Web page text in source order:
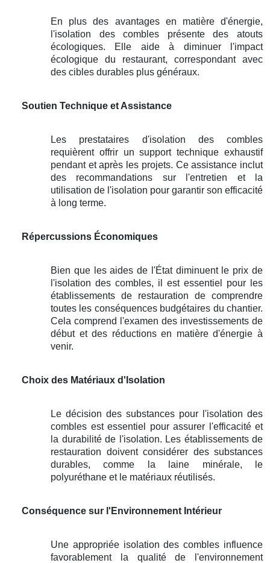
En plus des avantages en matière d'énergie,
l'isolation des combles présente des atouts
écologiques. Elle aide à diminuer l'impact
écologique du restaurant, correspondant avec
des cibles durables plus généraux.
Soutien Technique et Assistance
Les prestataires d'isolation des combles
requièrent offrir un support technique exhaustif
pendant et après les projets. Ce assistance inclut
des recommandations sur l'entretien et la
utilisation de l'isolation pour garantir son efficacité
à long terme.
Répercussions Économiques
Bien que les aides de l'État diminuent le prix de
l'isolation des combles, il est essentiel pour les
établissements de restauration de comprendre
toutes les conséquences budgétaires du chantier.
Cela comprend l'examen des investissements de
début et des réductions en matière d'énergie à
venir.
Choix des Matériaux d'Isolation
Le décision des substances pour l'isolation des
combles est essentiel pour assurer l'efficacité et
la durabilité de l'isolation. Les établissements de
restauration doivent considérer des substances
durables, comme la laine minérale, le
polyuréthane et le matériaux réutilisés.
Conséquence sur l'Environnement Intérieur
Une appropriée isolation des combles influence
favorablement la qualité de l'environnement